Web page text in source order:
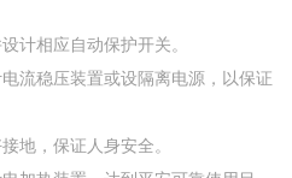
计相应自动保护开关。
流稳压装置或设隔离电源，以保证
地，保证人身安全。